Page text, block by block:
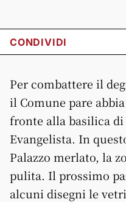
CONDIVIDI
Per combattere il
il Comune pare
fronte alla basilica di
Evangelista. In
Palazzo merlato, la
pulita. Il prossimo
alcuni disegni le